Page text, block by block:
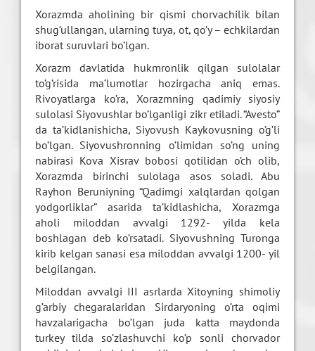
Xorazmda aholining bir qismi chorvachilik bilan
shug’ullangan, ularning tuya, ot, qo’y – echkilardan
iborat suruvlari bo’lgan.
Xorazm davlatida hukmronlik qilgan sulolalar
to’g’risida ma’lumotlar hozirgacha aniq emas.
Rivoyatlarga ko’ra, Xorazmning qadimiy siyosiy
sulolasi Siyovushlar bo’lganligi zikr etiladi. “Avesto”
da ta’kidlanishicha, Siyovush Kaykovusning o’g’li
bo’lgan. Siyovushronning o’limidan so’ng uning
nabirasi Kova Xisrav bobosi qotilidan o’ch olib,
Xorazmda birinchi sulolaga asos soladi. Abu
Rayhon Beruniyning “Qadimgi xalqlardan qolgan
yodgorliklar” asarida ta’kidlashicha, Xorazmga
aholi miloddan avvalgi 1292- yilda kela
boshlagan deb ko’rsatadi. Siyovushning Turonga
kirib kelgan sanasi esa miloddan avvalgi 1200- yil
belgilangan.
Miloddan avvalgi III asrlarda Xitoyning shimoliy
g’arbiy chegaralaridan Sirdaryoning o’rta oqimi
havzalarigacha bo’lgan juda katta maydonda
turkey tilda so’zlashuvchi ko’p sonli chorvador